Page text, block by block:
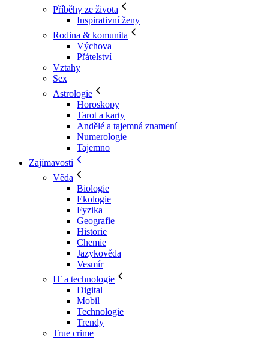
Příběhy ze života
Inspirativní ženy
Rodina & komunita
Výchova
Přátelství
Vztahy
Sex
Astrologie
Horoskopy
Tarot a karty
Andělé a tajemná znamení
Numerologie
Tajemno
Zajímavosti
Věda
Biologie
Ekologie
Fyzika
Geografie
Historie
Chemie
Jazykověda
Vesmír
IT a technologie
Digital
Mobil
Technologie
Trendy
True crime